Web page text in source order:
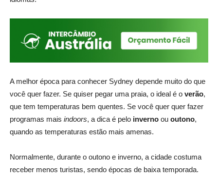
A melhor época para conhecer Sydney depende muito do que
você quer fazer. Se quiser pegar uma praia, o ideal é o verão,
que tem temperaturas bem quentes. Se você quer quer fazer
programas mais indoors, a dica é pelo inverno ou outono,
quando as temperaturas estão mais amenas.
Normalmente, durante o outono e inverno, a cidade costuma
receber menos turistas, sendo épocas de baixa temporada.